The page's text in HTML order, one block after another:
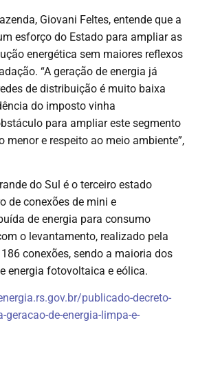
Giovani Feltes, entende que a
esforço do Estado para ampliar as
energética sem maiores reflexos
“A geração de energia já
de distribuição é muito baixa
do imposto vinha
para ampliar este segmento
menor e respeito ao meio ambiente”,
do Sul é o terceiro estado
de conexões de mini e
de energia para consumo
o levantamento, realizado pela
conexões, sendo a maioria dos
energia fotovoltaica e eólica.
publicado-decreto-
geracao-de-energia-limpa-e-